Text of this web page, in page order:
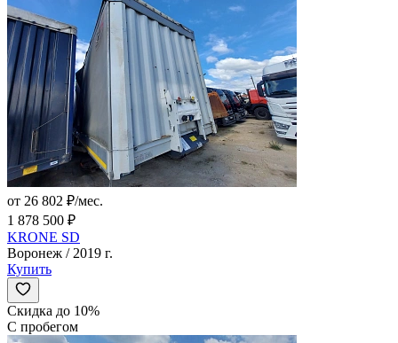
от 26 802 ₽/мес.
1 878 500 ₽
KRONE SD
Воронеж / 2019 г.
Купить
Скидка до 10%
С пробегом